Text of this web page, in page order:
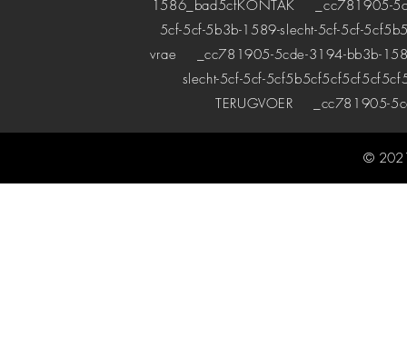
1586_bad5cfKONTAK _cc781905-
5cf-5cf-5b3b-1589-slecht-5cf-5cf-
vrae _cc781905-5cde-3194-bb3b-
slecht-5cf-5cf-
TERUGVOER _cc781905-
©